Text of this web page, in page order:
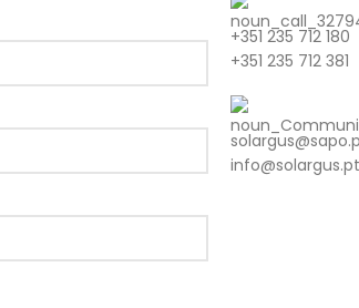
+351 235 712 180
+351 235 712 381
info@solargus.pt